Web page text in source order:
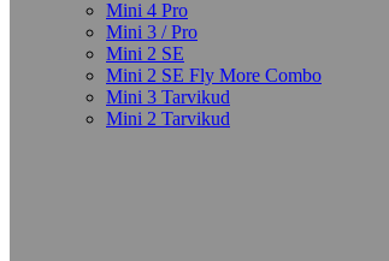
Mini 4 Pro
Mini 3 / Pro
Mini 2 SE
Mini 2 SE Fly More Combo
Mini 3 Tarvikud
Mini 2 Tarvikud